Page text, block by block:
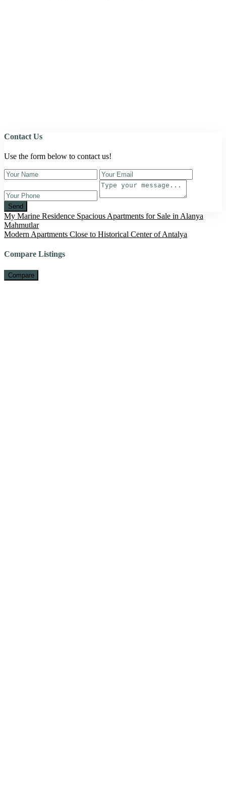
Contact Us
Use the form below to contact us!
Send
My Marine Residence Spacious Apartments for Sale in Alanya
Mahmutlar
Modern Apartments Close to Historical Center of Antalya
Compare Listings
Compare